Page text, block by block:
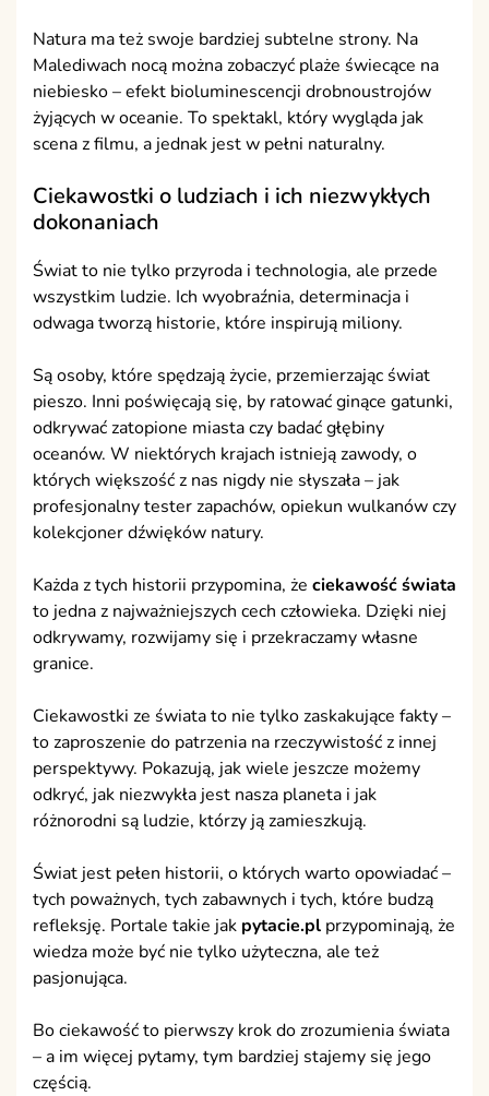
Natura ma też swoje bardziej subtelne strony. Na
Malediwach nocą można zobaczyć plaże świecące na
niebiesko – efekt bioluminescencji drobnoustrojów
żyjących w oceanie. To spektakl, który wygląda jak
scena z filmu, a jednak jest w pełni naturalny.
Ciekawostki o ludziach i ich niezwykłych
dokonaniach
Świat to nie tylko przyroda i technologia, ale przede
wszystkim ludzie. Ich wyobraźnia, determinacja i
odwaga tworzą historie, które inspirują miliony.
Są osoby, które spędzają życie, przemierzając świat
pieszo. Inni poświęcają się, by ratować ginące gatunki,
odkrywać zatopione miasta czy badać głębiny
oceanów. W niektórych krajach istnieją zawody, o
których większość z nas nigdy nie słyszała – jak
profesjonalny tester zapachów, opiekun wulkanów czy
kolekcjoner dźwięków natury.
Każda z tych historii przypomina, że ciekawość świata
to jedna z najważniejszych cech człowieka. Dzięki niej
odkrywamy, rozwijamy się i przekraczamy własne
granice.
Ciekawostki ze świata to nie tylko zaskakujące fakty –
to zaproszenie do patrzenia na rzeczywistość z innej
perspektywy. Pokazują, jak wiele jeszcze możemy
odkryć, jak niezwykła jest nasza planeta i jak
różnorodni są ludzie, którzy ją zamieszkują.
Świat jest pełen historii, o których warto opowiadać –
tych poważnych, tych zabawnych i tych, które budzą
refleksję. Portale takie jak pytacie.pl przypominają, że
wiedza może być nie tylko użyteczna, ale też
pasjonująca.
Bo ciekawość to pierwszy krok do zrozumienia świata
– a im więcej pytamy, tym bardziej stajemy się jego
częścią.